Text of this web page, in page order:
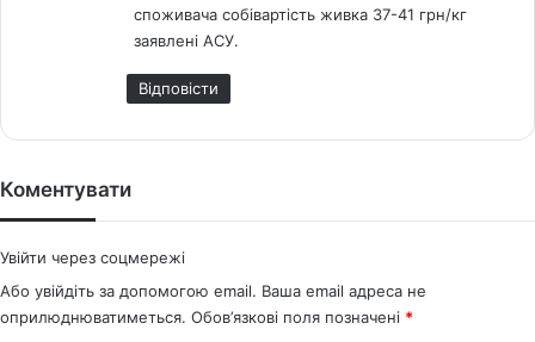
споживача собівартість живка 37-41 грн/кг
заявлені АСУ.
Відповіcти
Коментувати
Увійти через соцмережі
Або увійдіть за допомогою email. Ваша email адреса не
оприлюднюватиметься. Обов’язкові поля позначені *